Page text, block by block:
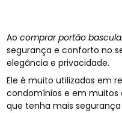
Aocomprar portão
segurança e conforto no
elegância e privacidade.
Ele é muito utilizados em
condomínios e em muitos
que tenha mais